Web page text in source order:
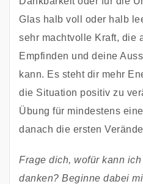
Glas halb voll oder halb
sehr machtvolle Kraft, die
Empfinden und deine
kann. Es steht dir mehr
die Situation positiv zu
Übung für mindestens
danach die ersten
Frage dich, wofür kann
danken? Beginne dabei